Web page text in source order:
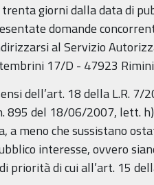
giorni dalla data di
domande
al Servizio
17/D - 47923
dell’art. 18 della L.R.
895 del 18/06/2007, lett.
a meno che sussistano
interesse, ovvero
priorità di cui all’art. 15